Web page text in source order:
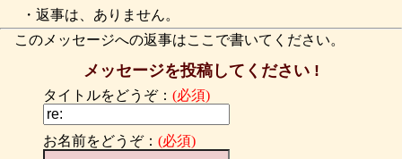
・返事は、ありません。
このメッセージへの返事はここで書いてください。
メッセージを投稿してください !
タイトルをどうぞ： (必須)
お名前をどうぞ： (必須)